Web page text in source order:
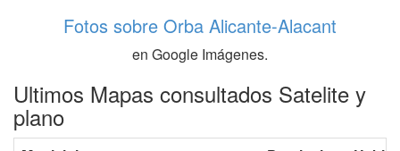
Fotos sobre Orba Alicante-Alacant
en Google Imágenes.
Ultimos Mapas consultados Satelite y
plano